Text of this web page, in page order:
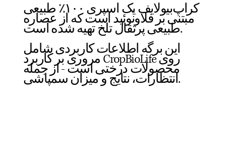
کراپ‌بیولایف یک اسپری ۱۰۰٪ طبیعی
مبتنی بر فلاونوئید است که از عصاره
طبیعی پرتقال تلخ تهیه شده است.
این برگه اطلاعات کاربردی شامل
مروری بر کاربرد CropBioLife روی
محصولات درختی است - از جمله
انتظارات، نتایج و میزان سمپاشی.